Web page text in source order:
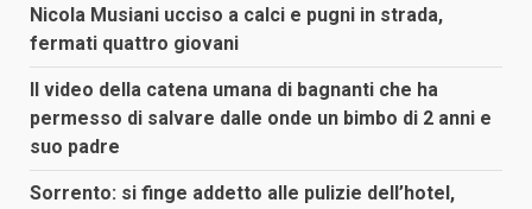
Nicola Musiani ucciso a calci e pugni in strada,
fermati quattro giovani
Il video della catena umana di bagnanti che ha
permesso di salvare dalle onde un bimbo di 2 anni e
suo padre
Sorrento: si finge addetto alle pulizie dell’hotel,